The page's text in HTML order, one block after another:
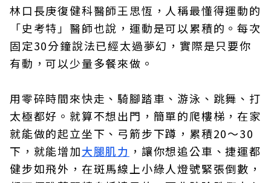
林口長庚復健科醫師王思恆，人稱最懂得運動的
「史考特」醫師也說，運動是可以累積的。每次
固定30分鐘說法已經太過夢幻，實際是只要你
有動，可以少量多餐來做。
用零碎時間來快走、騎腳踏車、游泳、跳舞、打
太極都好。就算不想出門，簡單的爬樓梯，在家
就能做的起立坐下、弓箭步下蹲，累積20～30
下，就能增加大腿肌力 ，讓你想追公車、捷運都
健步如飛外，在斑馬線上小綠人燈號緊張倒數，